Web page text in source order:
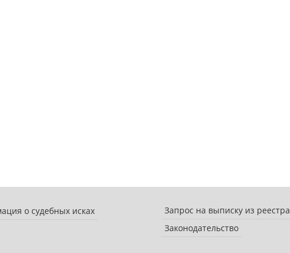
о судебных исках
Запрос на выписку из реестра
Законодательство